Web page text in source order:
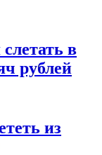
в
рублей
из